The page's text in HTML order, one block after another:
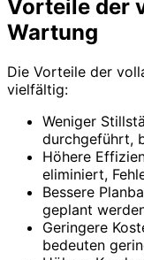
Vorteile der
Wartung
Die Vorteile der
vielfältig:
Weniger
durchgeführt,
Höhere
eliminiert,
Bessere
geplant
Geringere
bedeuten